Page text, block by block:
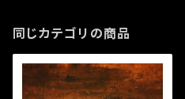
同じカテゴリの商品